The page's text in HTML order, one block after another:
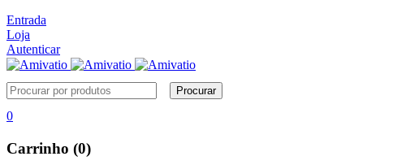
Entrada
Loja
Autenticar
0
Carrinho (0)